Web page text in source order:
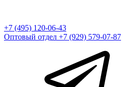
+7 (495) 120-06-43
Оптовый отдел +7 (929) 579-07-87